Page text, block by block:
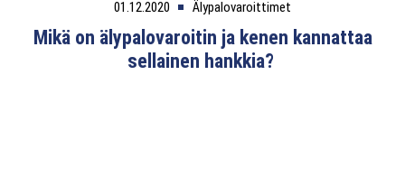
01.12.2020 Älypalovaroittimet
Mikä on älypalovaroitin ja kenen kannattaa
sellainen hankkia?